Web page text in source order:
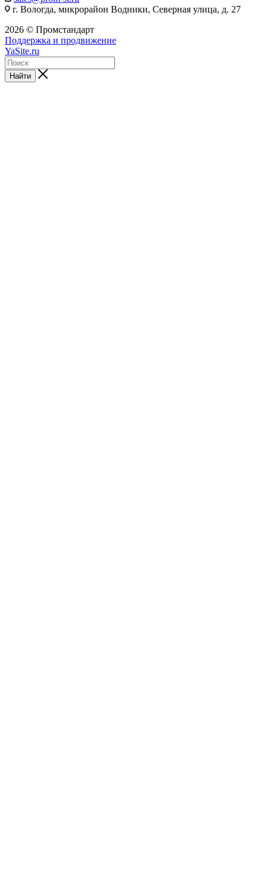
г. Вологда, микрорайон Водники, Северная улица, д. 27
2026 © Промстандарт
Поддержка и продвижение
YaSite.ru
Найти